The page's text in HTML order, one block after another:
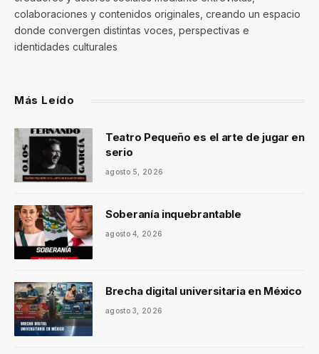
colaboraciones y contenidos originales, creando un espacio
donde convergen distintas voces, perspectivas e
identidades culturales
Más Leído
Teatro Pequeño es el arte de jugar en
serio
agosto 5, 2026
Soberanía inquebrantable
agosto 4, 2026
Brecha digital universitaria en México
agosto 3, 2026